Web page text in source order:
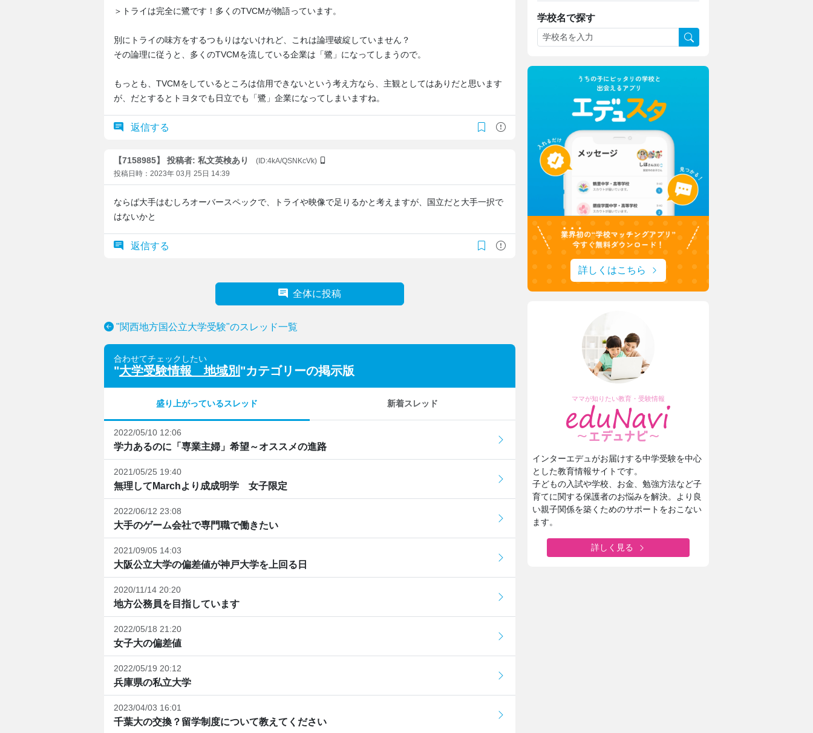
＞トライは完全に鷺です！多くのTVCMが物語っています。
別にトライの味方をするつもりはないけれど、これは論理破綻していません？
その論理に従うと、多くのTVCMを流している企業は「鷺」になってしまうので。
もっとも、TVCMをしているところは信用できないという考え方なら、主観としてはありだと思います
が、だとするとトヨタでも日立でも「鷺」企業になってしまいますね。
返信する
【7158985】 投稿者: 私文英検あり
(ID:4kA/QSNKcVk)
投稿日時：2023年 03月 25日 14:39
ならば大手はむしろオーバースペックで、トライや映像で足りるかと考えますが、国立だと大手一択で
はないかと
返信する
全体に投稿
"関西地方国公立大学受験"のスレッド一覧
合わせてチェックしたい
"大学受験情報 地域別 "カテゴリーの掲示版
盛り上がっているスレッド 新着スレッド
2022/05/10 12:06
学力あるのに「専業主婦」希望～オススメの進路
2021/05/25 19:40
無理してMarchより成成明学 女子限定
2022/06/12 23:08
大手のゲーム会社で専門職で働きたい
2021/09/05 14:03
大阪公立大学の偏差値が神戸大学を上回る日
2020/11/14 20:20
地方公務員を目指しています
2022/05/18 21:20
女子大の偏差値
2022/05/19 20:12
兵庫県の私立大学
2023/04/03 16:01
千葉大の交換？留学制度について教えてください
学校名で探す
詳しくはこちら
ママが知りたい教育・受験情報
インターエデュがお届けする中学受験を中心
とした教育情報サイトです。
子どもの入試や学校、お金、勉強方法など子
育てに関する保護者のお悩みを解決。より良
い親子関係を築くためのサポートをおこない
ます。
詳しく見る